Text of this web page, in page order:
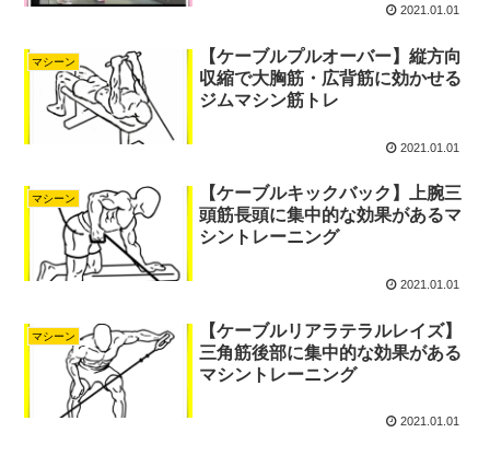
2021.01.01
マシーン
【ケーブルプルオーバー】縦方向
収縮で大胸筋・広背筋に効かせる
ジムマシン筋トレ
2021.01.01
マシーン
【ケーブルキックバック】上腕三
頭筋長頭に集中的な効果があるマ
シントレーニング
2021.01.01
マシーン
【ケーブルリアラテラルレイズ】
三角筋後部に集中的な効果がある
マシントレーニング
2021.01.01